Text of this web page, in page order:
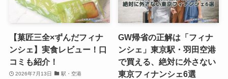
【菓匠三全×ずんだフィナ
ンシェ】実食レビュー！口
コミも紹介！
2026年7月13日 駅・空港
GW帰省の正解は「フィナ
ンシェ」東京駅・羽田空港
で買える、絶対に外さない
東京フィナンシェ6選